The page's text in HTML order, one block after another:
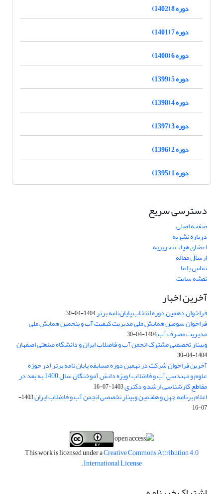
دوره 8 (1402)
دوره 7 (1401)
دوره 6 (1400)
دوره 5 (1399)
دوره 4 (1398)
دوره 3 (1397)
دوره 2 (1396)
دوره 1 (1395)
دسترسی سریع
صفحه اصلی
درباره نشریه
اعضای هیات تحریریه
ارسال مقاله
تماس با ما
نقشه سایت
آخرین اخبار
فراخوان دهمین دوره انتخاب پایان‌نامه برتر1404-04-30
فراخوان سومین همایش ملی مدیریت کیفیت آب و پنجمین همایش ملی
مدیریت مصرف آب1404-04-30
وبینار تخصصی مشترک انجمن آب و فاضلاب ایران و دانشگاه صنعتی اصفهان
1404-04-30
آخرین فراخوان شرکت در نهمین دوره مسابقه پایان نامه برتر (در حوزه
علوم و مهندسی آب و فاضلاب) ویژه دانش آموختگان سال 1400 به بعد در
مقاطع کارشناسی ارشد و دکتری1403-07-16
اعلام برنامه چهل و هفتمین وبینار تخصصی انجمن آب و فاضلاب ایران
1403-
07-16
This work is licensed under aCreative Commons Attribution 4.0
International License
.